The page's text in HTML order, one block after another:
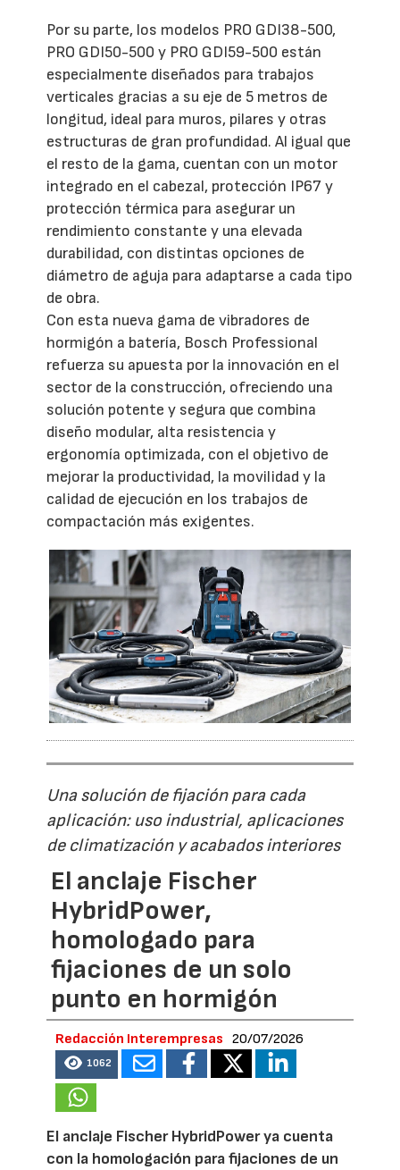
Por su parte, los modelos PRO GDI38-500,
PRO GDI50-500 y PRO GDI59-500 están
especialmente diseñados para trabajos
verticales gracias a su eje de 5 metros de
longitud, ideal para muros, pilares y otras
estructuras de gran profundidad. Al igual que
el resto de la gama, cuentan con un motor
integrado en el cabezal, protección IP67 y
protección térmica para asegurar un
rendimiento constante y una elevada
durabilidad, con distintas opciones de
diámetro de aguja para adaptarse a cada tipo
de obra.
Con esta nueva gama de vibradores de
hormigón a batería, Bosch Professional
refuerza su apuesta por la innovación en el
sector de la construcción, ofreciendo una
solución potente y segura que combina
diseño modular, alta resistencia y
ergonomía optimizada, con el objetivo de
mejorar la productividad, la movilidad y la
calidad de ejecución en los trabajos de
compactación más exigentes.
Una solución de fijación para cada
aplicación: uso industrial, aplicaciones
de climatización y acabados interiores
El anclaje Fischer
HybridPower,
homologado para
fijaciones de un solo
punto en hormigón
Redacción Interempresas 20/07/2026
1062
El anclaje Fischer HybridPower ya cuenta
con la homologación para fijaciones de un